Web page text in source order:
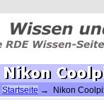
Startseite → Nikon